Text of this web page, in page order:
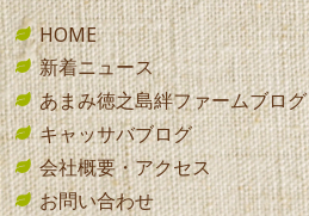
HOME
新着ニュース
あまみ徳之島絆ファームブログ
キャッサバブログ
会社概要・アクセス
お問い合わせ